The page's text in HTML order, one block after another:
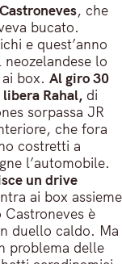
, che
bucato.
e quest’anno
lo
box. Al giro 30
Rahal, di
sorpassa JR
che fora
costretti a
l’automobile.
un drive
ai box assieme
è
duello caldo. Ma
problema delle